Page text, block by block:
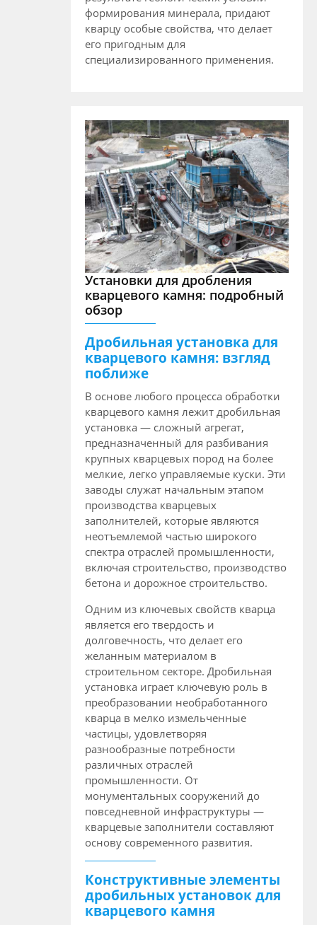
формирования минерала, придают
кварцу особые свойства, что делает
его пригодным для
специализированного применения.
Установки для дробления
кварцевого камня: подробный
обзор
Дробильная установка для
кварцевого камня: взгляд
поближе
В основе любого процесса обработки
кварцевого камня лежит дробильная
установка — сложный агрегат,
предназначенный для разбивания
крупных кварцевых пород на более
мелкие, легко управляемые куски. Эти
заводы служат начальным этапом
производства кварцевых
заполнителей, которые являются
неотъемлемой частью широкого
спектра отраслей промышленности,
включая строительство, производство
бетона и дорожное строительство.
Одним из ключевых свойств кварца
является его твердость и
долговечность, что делает его
желанным материалом в
строительном секторе. Дробильная
установка играет ключевую роль в
преобразовании необработанного
кварца в мелко измельченные
частицы, удовлетворяя
разнообразные потребности
различных отраслей
промышленности. От
монументальных сооружений до
повседневной инфраструктуры —
кварцевые заполнители составляют
основу современного развития.
Конструктивные элементы
дробильных установок для
кварцевого камня